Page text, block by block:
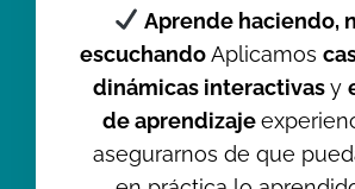
Aprende haciendo,
escuchandoAplicamos
dinámicas interactivasy
de aprendizaje
asegurarnos de que